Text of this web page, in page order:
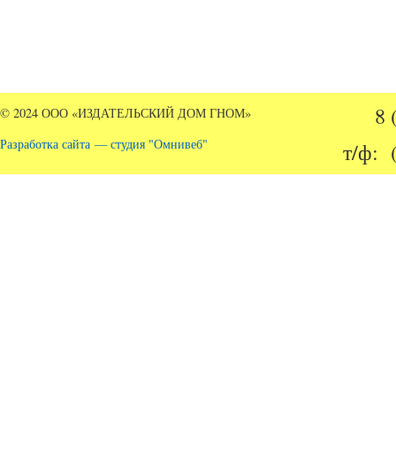
© 2024 ООО «ИЗДАТЕЛЬСКИЙ ДОМ ГНОМ»
Разработка сайта — студия "Омнивеб"
8
т/ф: